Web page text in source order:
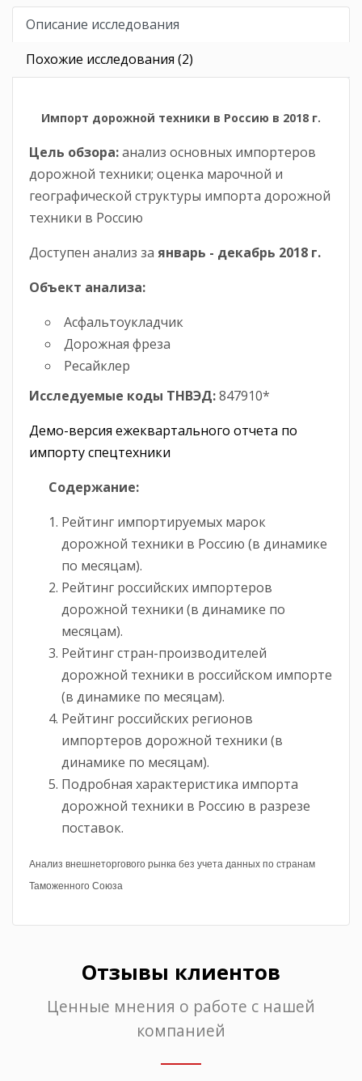
Описание исследования
Похожие исследования (2)
Импорт дорожной техники в Россию в 2018 г.
Цель обзора:анализ основных импортеров
дорожной техники; оценка марочной и
географической структуры импорта дорожной
техники в Россию
Доступен анализ за январь - декабрь 2018 г.
Объект анализа:
Асфальтоукладчик
Дорожная фреза
Ресайклер
Исследуемые коды ТНВЭД:847910*
Демо-версия ежеквартального отчета по
импорту спецтехники
Содержание:
Рейтинг импортируемых марок
дорожной техники в Россию (в динамике
по месяцам).
Рейтинг российских импортеров
дорожной техники (в динамике по
месяцам).
Рейтинг стран-производителей
дорожной техники в российском импорте
(в динамике по месяцам).
Рейтинг российских регионов
импортеров дорожной техники (в
динамике по месяцам).
Подробная характеристика импорта
дорожной техники в Россию в разрезе
поставок.
Анализ внешнеторгового рынка без учета данных по странам
Таможенного Союза
Отзывы клиентов
Ценные мнения о работе с нашей
компанией